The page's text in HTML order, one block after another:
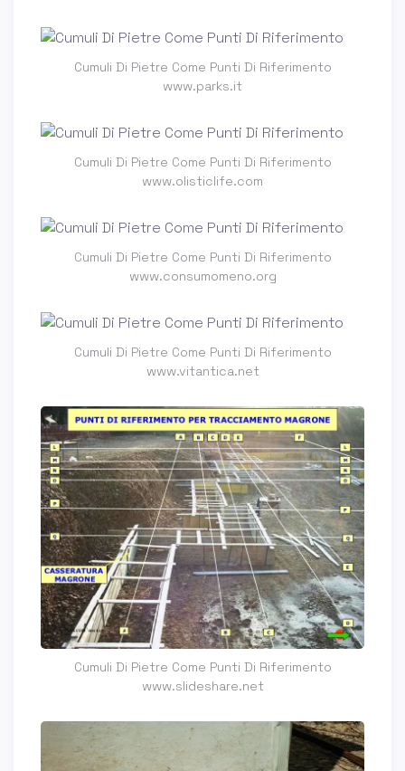
Cumuli Di Pietre Come Punti Di Riferimento
www.parks.it
Cumuli Di Pietre Come Punti Di Riferimento
www.olisticlife.com
Cumuli Di Pietre Come Punti Di Riferimento
www.consumomeno.org
Cumuli Di Pietre Come Punti Di Riferimento
www.vitantica.net
Cumuli Di Pietre Come Punti Di Riferimento
www.slideshare.net